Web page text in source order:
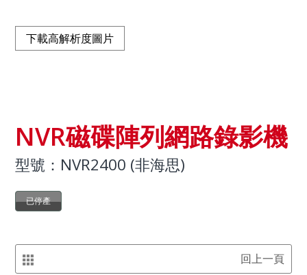
下載高解析度圖片
NVR磁碟陣列網路錄影機
型號：NVR2400 (非海思)
已停產
回上一頁